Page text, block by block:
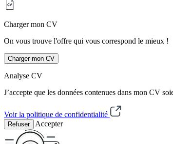
Charger mon CV
On vous trouve l'offre qui vous correspond le mieux !
Charger mon CV
Analyse CV
J’accepte que les données contenues dans mon CV
Voir la politique de confidentialité
Refuser Accepter